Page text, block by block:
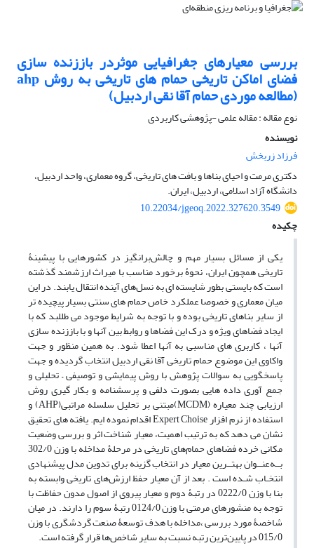
بررسی معیارهای جغرافیایی موثردر باززنده سازی
فضای اماکن تاریخی حمام های تاریخی به روش ahp
(مطالعه موردی حمام آقا نقی اردبیل)
نوع مقاله : مقاله علمی -پژوهشی کاربردی
نویسنده
فرزاد زربخش
دکتری مرمت و احیای بناها و بافت های تاریخی، گروه معماری، واحد اردبیل،
دانشگاه آزاد اسلامی، اردبیل، ایران.
10.22034/jgeoq.2022.327620.3549
چکیده
یکی از مسائل بسیار مهم و چالش‌برانگیز در کشورهایی با پیشینۀ
تاریخی همچون ایران، نحوۀ برخورد مناسب با میراث ارزشمند گذشته
است که بایستی بطور شایسته ای به نسل‌‌های آینده انتقال یابند. در این
میان معماری و خصوصا عملکرد خاص حمام های سنتی بسیار پیچیده تر
از سایر بناهای تاریخی بوده و با توجه به شرایط موجود می طللبد که با
ایجاد فضاهای ویژه و درک این فضاها و روابط بین آنها و با باززنده سازی
آنها ، کاربری های مناسبی به آنها اعطا شود. به همین منظور و جهت
واکاوی این موضوع حمام تاریخی آقا نقی اردبیل انتخاب گردیده و جهت
پاسخگویی به سوالات پژوهش با روش پیمایشی و توصیفی – تحلیلی و
جمع آوری داده هایی بصورت دلفی و پرسشنامه و بکار گیری روش
ارزیابی چند معیاره (MCDM)مبتنی بر تحلیل سلسله مراتبی(AHP) و
استفاده از نرم افزار Expert Choise اقدام نموده ایم. یافته های تحقیق
نشان می دهد که به ترتیب اهمیت، معیار شناخت اثر و بررسی وضعیت
مکانی خرده‎‌ فضاهای حمام‌های تاریخی در مرحلۀ مداخله با وزن 302/0
بــه‌عنــوان بهتــرین معیار در انتخاب گزینه برای تدوین مدل پیشنهادی
انتخـاب شـده است . بعد از آن معیار حفظ ارزش‌های تاریخی وابسته به
بنا با وزن 0222/0 در رتبۀ دوم و معیار پیروی از اصول مدون حفاظت با
توجه به منشورهای مرمتی با وزن 0124/0 رتبۀ سوم را دارند. در میان
شاخصۀ مورد بررسی ،مداخله با هدف توسعۀ صنعت گردشگری با وزن
015/0 در پایین‌ترین رتبه نسبت به سایر شاخص‌ها قرار گرفته ‌است.